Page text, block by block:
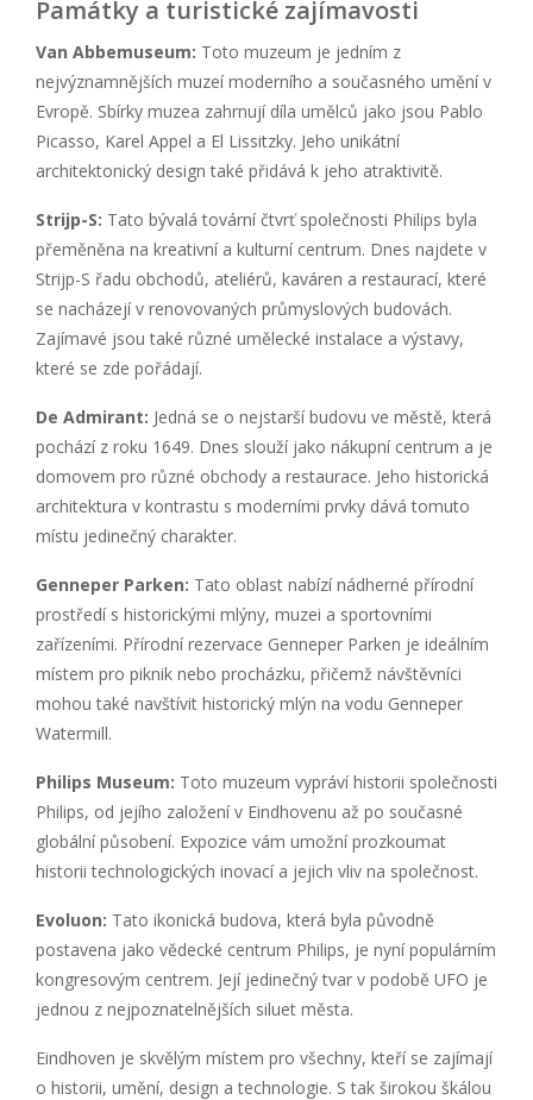
Památky a turistické zajímavosti
Van Abbemuseum: Toto muzeum je jedním z
nejvýznamnějších muzeí moderního a současného umění v
Evropě. Sbírky muzea zahrnují díla umělců jako jsou Pablo
Picasso, Karel Appel a El Lissitzky. Jeho unikátní
architektonický design také přidává k jeho atraktivitě.
Strijp-S: Tato bývalá tovární čtvrť společnosti Philips byla
přeměněna na kreativní a kulturní centrum. Dnes najdete v
Strijp-S řadu obchodů, ateliérů, kaváren a restaurací, které
se nacházejí v renovovaných průmyslových budovách.
Zajímavé jsou také různé umělecké instalace a výstavy,
které se zde pořádají.
De Admirant: Jedná se o nejstarší budovu ve městě, která
pochází z roku 1649. Dnes slouží jako nákupní centrum a je
domovem pro různé obchody a restaurace. Jeho historická
architektura v kontrastu s moderními prvky dává tomuto
místu jedinečný charakter.
Genneper Parken: Tato oblast nabízí nádherné přírodní
prostředí s historickými mlýny, muzei a sportovními
zařízeními. Přírodní rezervace Genneper Parken je ideálním
místem pro piknik nebo procházku, přičemž návštěvníci
mohou také navštívit historický mlýn na vodu Genneper
Watermill.
Philips Museum: Toto muzeum vypráví historii společnosti
Philips, od jejího založení v Eindhovenu až po současné
globální působení. Expozice vám umožní prozkoumat
historii technologických inovací a jejich vliv na společnost.
Evoluon: Tato ikonická budova, která byla původně
postavena jako vědecké centrum Philips, je nyní populárním
kongresovým centrem. Její jedinečný tvar v podobě UFO je
jednou z nejpoznatelnějších siluet města.
Eindhoven je skvělým místem pro všechny, kteří se zajímají
o historii, umění, design a technologie. S tak širokou škálou